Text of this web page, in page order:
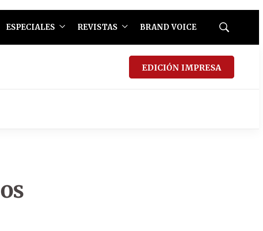
ESPECIALES REVISTAS BRAND VOICE
Mostrar
EDICIÓN IMPRESA